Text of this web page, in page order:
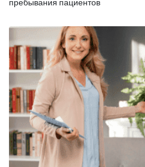
пребывания пациентов